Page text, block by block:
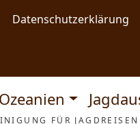
Datenschutzerklärung
Ozeanien
FÜR